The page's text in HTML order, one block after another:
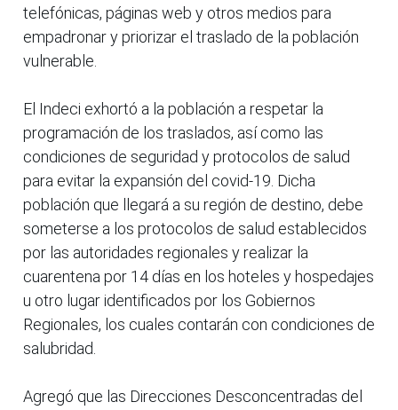
telefónicas, páginas web y otros medios para
empadronar y priorizar el traslado de la población
vulnerable.
El Indeci exhortó a la población a respetar la
programación de los traslados, así como las
condiciones de seguridad y protocolos de salud
para evitar la expansión del covid-19. Dicha
población que llegará a su región de destino, debe
someterse a los protocolos de salud establecidos
por las autoridades regionales y realizar la
cuarentena por 14 días en los hoteles y hospedajes
u otro lugar identificados por los Gobiernos
Regionales, los cuales contarán con condiciones de
salubridad.
Agregó que las Direcciones Desconcentradas del